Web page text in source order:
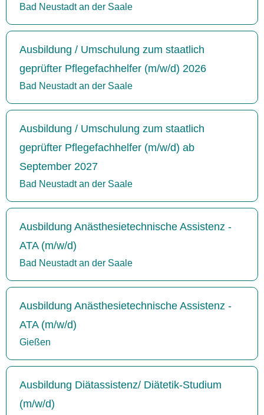
Bad Neustadt an der Saale
Ausbildung / Umschulung zum staatlich
geprüfter Pflegefachhelfer (m/w/d) 2026
Bad Neustadt an der Saale
Ausbildung / Umschulung zum staatlich
geprüfter Pflegefachhelfer (m/w/d) ab
September 2027
Bad Neustadt an der Saale
Ausbildung Anästhesietechnische Assistenz -
ATA (m/w/d)
Bad Neustadt an der Saale
Ausbildung Anästhesietechnische Assistenz -
ATA (m/w/d)
Gießen
Ausbildung Diätassistenz/ Diätetik-Studium
(m/w/d)